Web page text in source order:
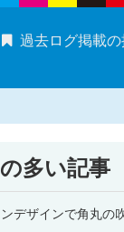
過去ログ掲載の
多い記事
デザインで角丸の